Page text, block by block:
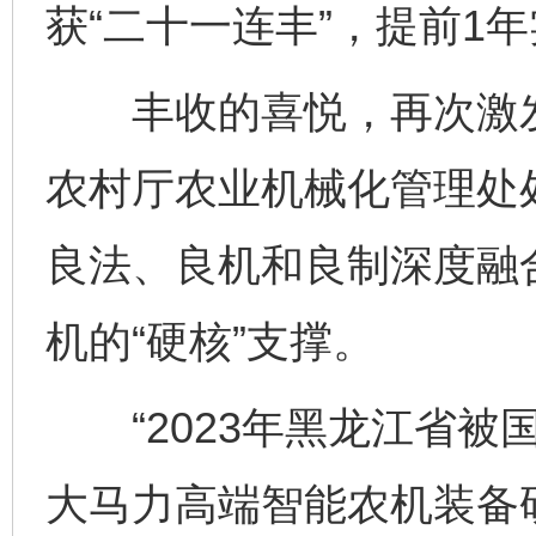
获“二十一连丰”，提前1
丰收的喜悦，再次激
农村厅农业机械化管理
良法、良机和良制深度
机的“硬核”支撑。
“2023年黑龙江省被国
大马力高端智能农机装